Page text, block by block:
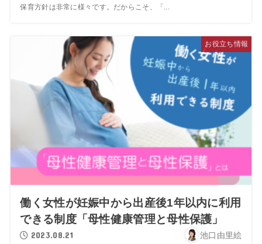
保育方針は非常に様々です。だからこそ、「...
お役立ち情報
働く女性が妊娠中から出産後1年以内に利用
できる制度「母性健康管理と母性保護」
2023.08.21 池口由里絵